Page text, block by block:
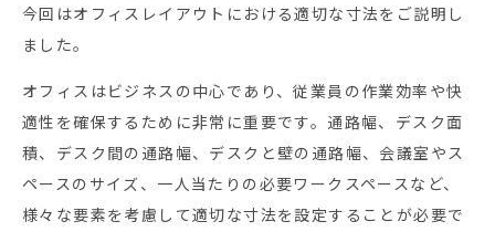
今回はオフィスレイアウトにおける適切な寸法をご説明し
ました。
オフィスはビジネスの中心であり、従業員の作業効率や快
適性を確保するために非常に重要です。通路幅、デスク面
積、デスク間の通路幅、デスクと壁の通路幅、会議室やス
ペースのサイズ、一人当たりの必要ワークスペースなど、
様々な要素を考慮して適切な寸法を設定することが必要で